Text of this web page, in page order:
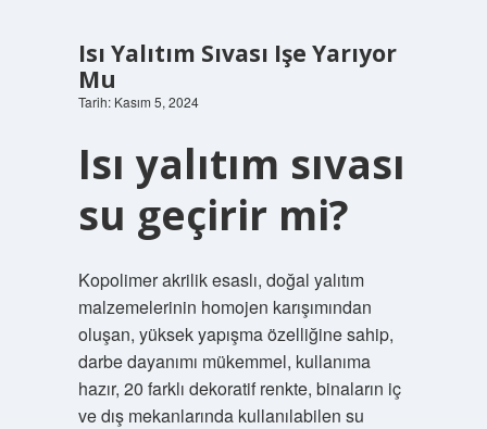
Isı Yalıtım Sıvası Işe Yarıyor
Mu
Tarih: Kasım 5, 2024
Isı yalıtım sıvası
su geçirir mi?
Kopolimer akrilik esaslı, doğal yalıtım
malzemelerinin homojen karışımından
oluşan, yüksek yapışma özelliğine sahip,
darbe dayanımı mükemmel, kullanıma
hazır, 20 farklı dekoratif renkte, binaların iç
ve dış mekanlarında kullanılabilen su